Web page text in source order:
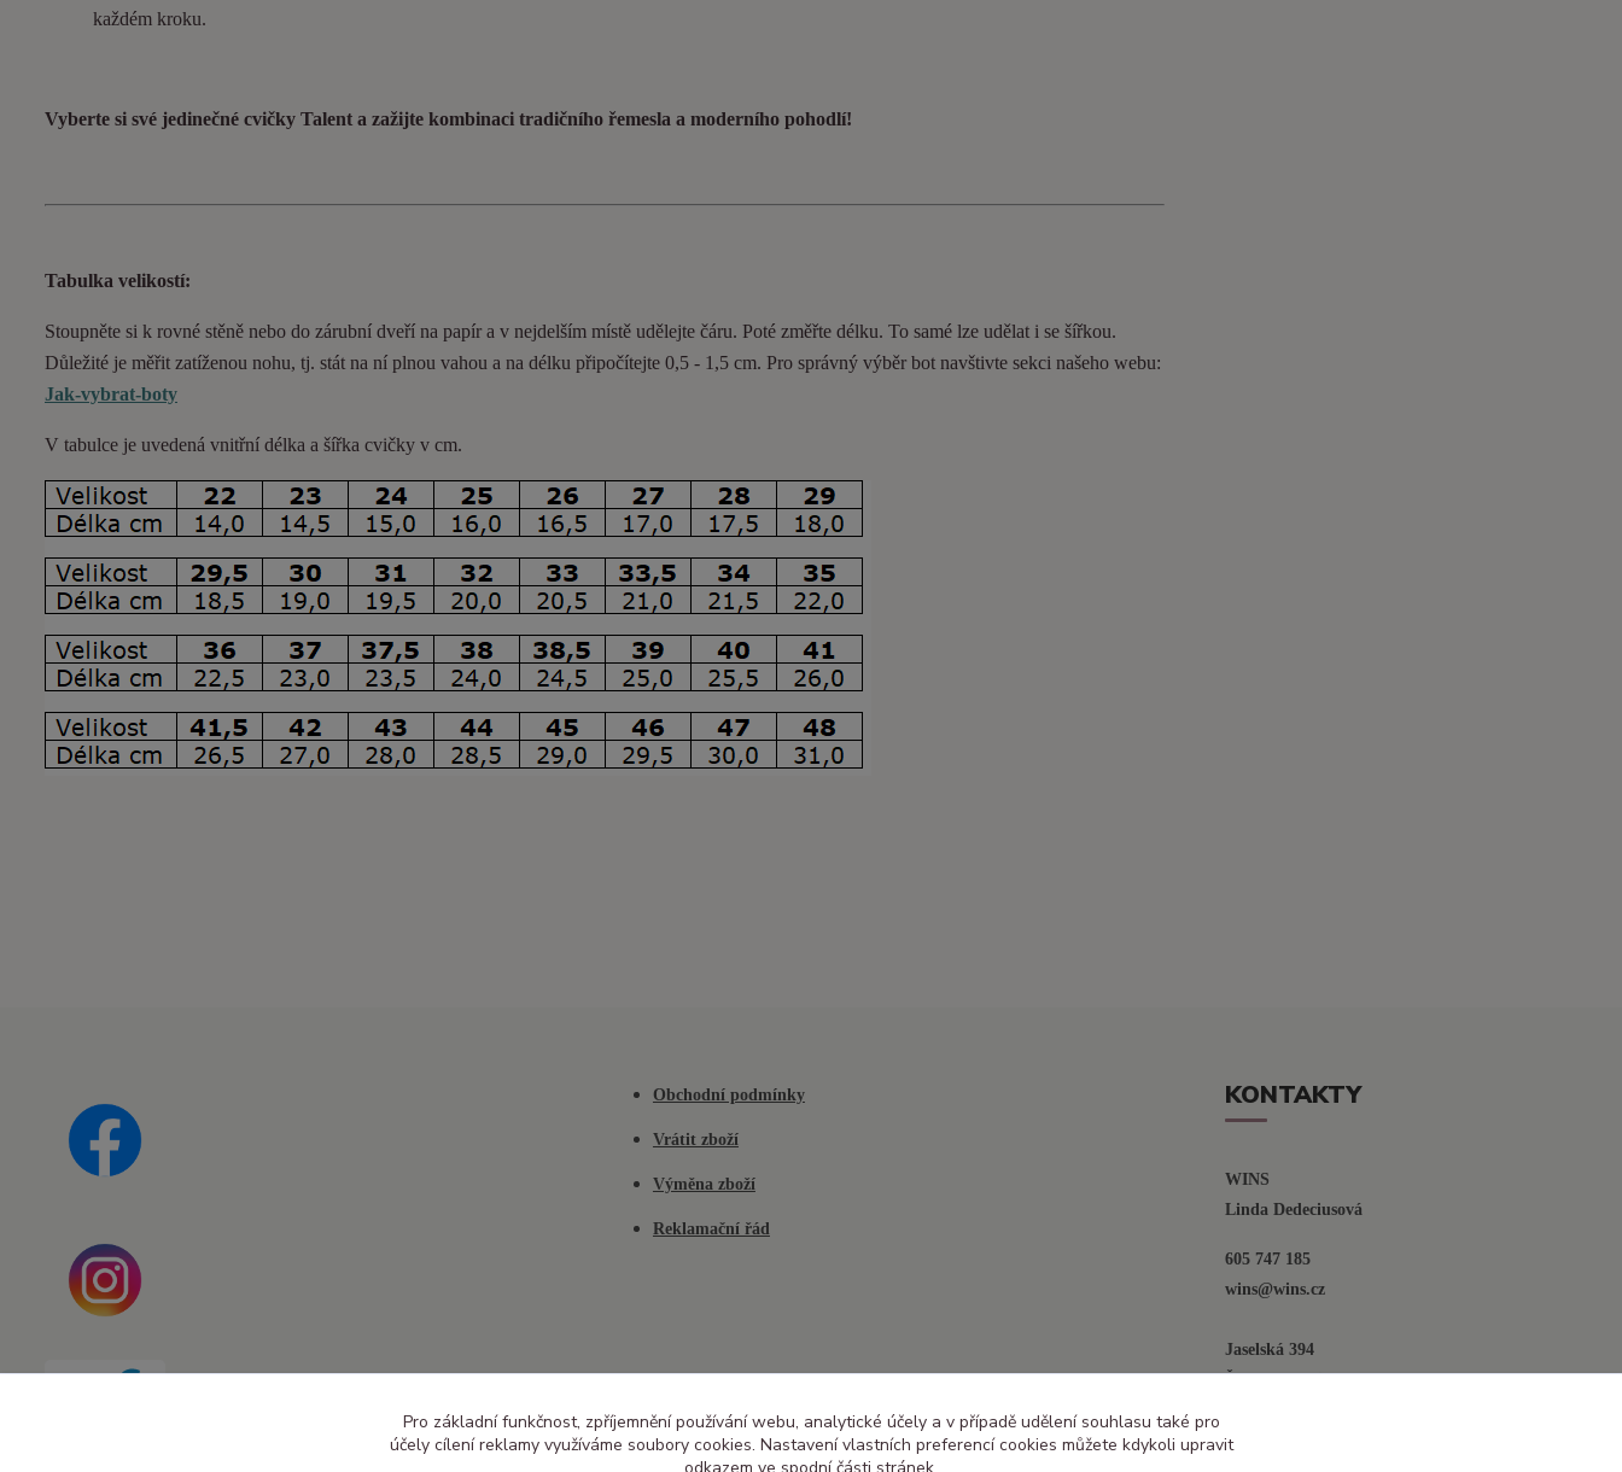
každém kroku.
Vyberte si své jedinečné cvičky Talent a zažijte kombinaci tradičního řemesla a moderního pohodlí!
Tabulka velikostí:
Stoupněte si k rovné stěně nebo do zárubní dveří na papír a v nejdelším místě udělejte čáru. Poté změřte délku. To samé lze udělat i se šířkou.
Důležité je měřit zatíženou nohu, tj. stát na ní plnou vahou a na délku připočítejte 0,5 - 1,5 cm. Pro správný výběr bot navštivte sekci našeho webu:
Jak-vybrat-boty
V tabulce je uvedená vnitřní délka a šířka cvičky v cm.
Obchodní podmínky
Vrátit zboží
Výměna zboží
Reklamační řád
KONTAKTY
WINS
Linda Dedeciusová
605 747 185
wins@wins.cz
Jaselská 394
Šenov u N. Jičína
Pro základní funkčnost, zpříjemnění používání webu, analytické účely a v případě udělení souhlasu také pro
účely cílení reklamy využíváme soubory cookies. Nastavení vlastních preferencí cookies můžete kdykoli upravit